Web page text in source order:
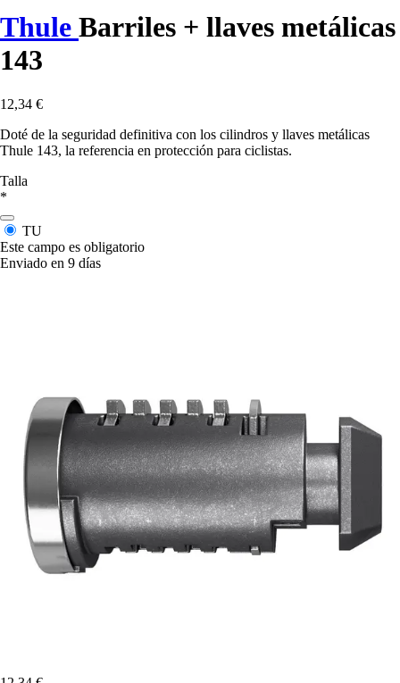
Thule Barriles + llaves metálicas
143
12,34 €
Doté de la seguridad definitiva con los cilindros y llaves metálicas
Thule 143, la referencia en protección para ciclistas.
Talla
*
TU
Este campo es obligatorio
Enviado en 9 días